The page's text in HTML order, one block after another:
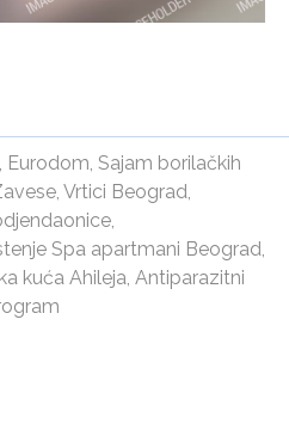
Eurodom Sajam borilačkih
, Vrtici Beograd
,
Spa apartmani Beograd
kuća Ahileja Antiparazitni